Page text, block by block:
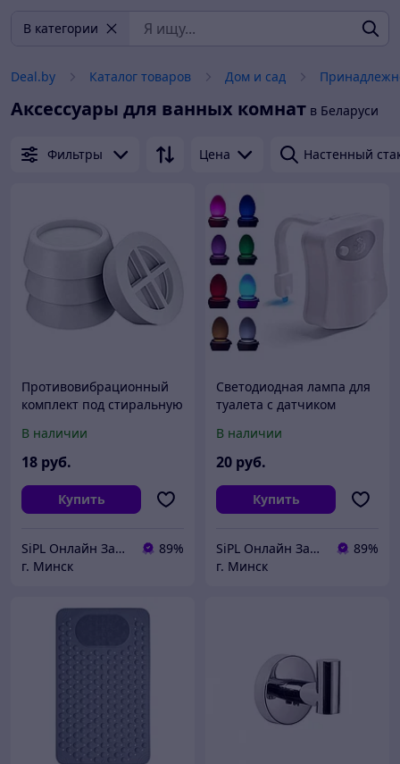
В категории
Deal.by Каталог товаров Дом и сад
Аксессуары для ванных комнат в Беларуси
Фильтры Цена Настенный
Противовибрационный
комплект под стиральную
В наличии
18 руб.
Купить
SiPL Онлайн Заказы 24 часа
89%
г. Минск
Светодиодная лампа для
туалета с датчиком
В наличии
20 руб.
Купить
SiPL Онлайн Заказы 24 часа
89%
г. Минск